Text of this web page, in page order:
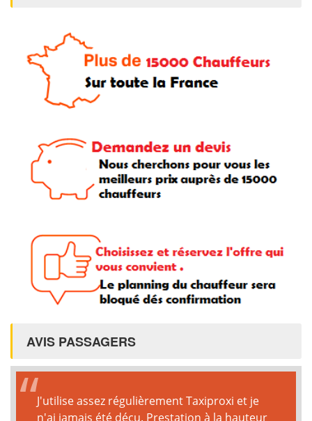
AVIS PASSAGERS